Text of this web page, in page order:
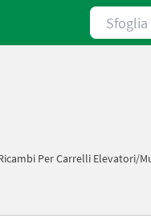
Sfoglia le
Per Carrelli Elevatori/